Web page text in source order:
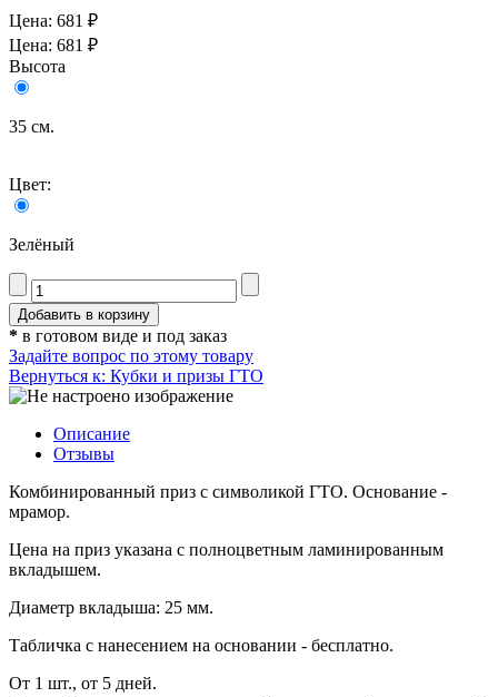
Цена: 681 ₽
Цена: 681 ₽
Высота
35 см.
Цвет:
Зелёный
* в готовом виде и под заказ
Задайте вопрос по этому товару
Вернуться к: Кубки и призы ГТО
Описание
Отзывы
Комбинированный приз с символикой ГТО. Основание -
мрамор.
Цена на приз указана с полноцветным ламинированным
вкладышем.
Диаметр вкладыша: 25 мм.
Табличка с нанесением на основании - бесплатно.
От 1 шт., от 5 дней.